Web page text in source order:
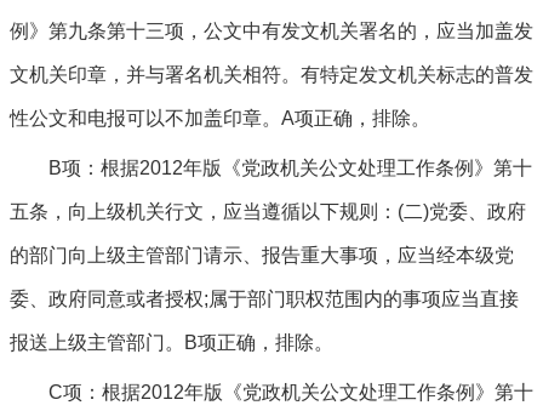
例》第九条第十三项，公文中有发文机关署名的，应当加盖发
文机关印章，并与署名机关相符。有特定发文机关标志的普发
性公文和电报可以不加盖印章。A项正确，排除。
B项：根据2012年版《党政机关公文处理工作条例》第十
五条，向上级机关行文，应当遵循以下规则：(二)党委、政府
的部门向上级主管部门请示、报告重大事项，应当经本级党
委、政府同意或者授权;属于部门职权范围内的事项应当直接
报送上级主管部门。B项正确，排除。
C项：根据2012年版《党政机关公文处理工作条例》第十